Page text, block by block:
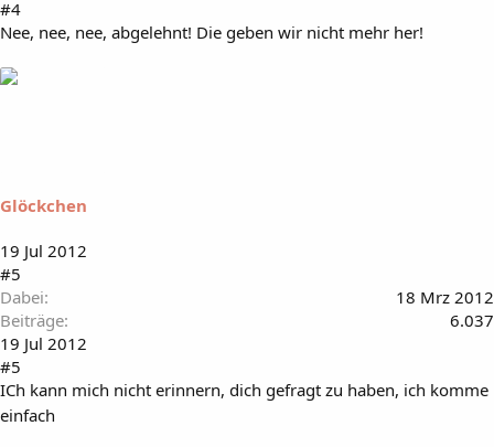
#4
Nee, nee, nee, abgelehnt! Die geben wir nicht mehr her!
Glöckchen
19 Jul 2012
#5
Dabei
18 Mrz 2012
Beiträge
6.037
19 Jul 2012
#5
ICh kann mich nicht erinnern, dich gefragt zu haben, ich komme
einfach